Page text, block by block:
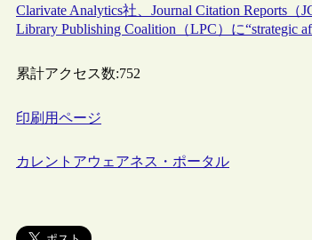
Clarivate Analytics社、Journal Citation Reports
Library Publishing Coalition（LPC）に
累計アクセス数:752
印刷用ページ
カレントアウェアネス・ポータル